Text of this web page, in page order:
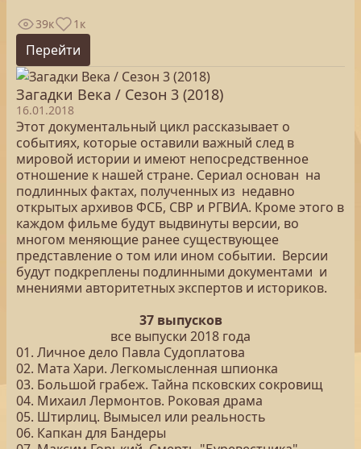
39к 1к
Перейти
Загадки Века / Сезон 3 (2018)
16.01.2018
Этот документальный цикл рассказывает о
событиях, которые оставили важный след в
мировой истории и имеют непосредственное
отношение к нашей стране. Сериал основан на
подлинных фактах, полученных из недавно
открытых архивов ФСБ, СВР и РГВИА. Кроме этого в
каждом фильме будут выдвинуты версии, во
многом меняющие ранее существующее
представление о том или ином событии. Версии
будут подкреплены подлинными документами и
мнениями авторитетных экспертов и историков.
37 выпусков
все выпуски 2018 года
01. Личное дело Павла Судоплатова
02. Мата Хари. Легкомысленная шпионка
03. Большой грабеж. Тайна псковских сокровищ
04. Михаил Лермонтов. Роковая драма
05. Штирлиц. Вымысел или реальность
06. Капкан для Бандеры